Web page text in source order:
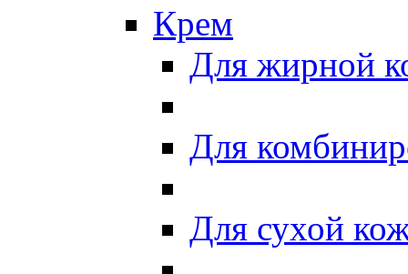
Крем
Для жирной
Для
Для сухой